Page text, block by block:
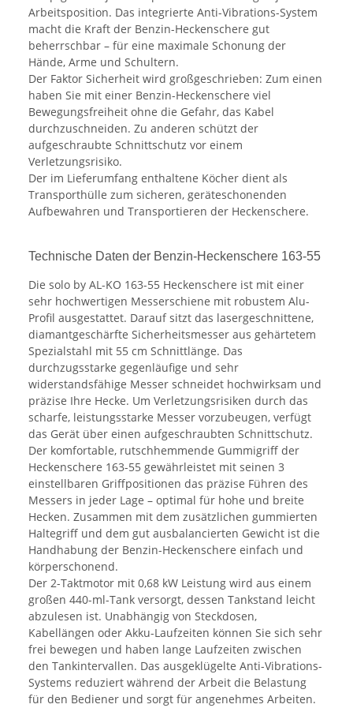
Arbeitsposition. Das integrierte Anti-Vibrations-System
macht die Kraft der Benzin-Heckenschere gut
beherrschbar – für eine maximale Schonung der
Hände, Arme und Schultern.
Der Faktor Sicherheit wird großgeschrieben: Zum einen
haben Sie mit einer Benzin-Heckenschere viel
Bewegungsfreiheit ohne die Gefahr, das Kabel
durchzuschneiden. Zu anderen schützt der
aufgeschraubte Schnittschutz vor einem
Verletzungsrisiko.
Der im Lieferumfang enthaltene Köcher dient als
Transporthülle zum sicheren, geräteschonenden
Aufbewahren und Transportieren der Heckenschere.
Technische Daten der Benzin-Heckenschere 163-55
Die solo by AL-KO 163-55 Heckenschere ist mit einer
sehr hochwertigen Messerschiene mit robustem Alu-
Profil ausgestattet. Darauf sitzt das lasergeschnittene,
diamantgeschärfte Sicherheitsmesser aus gehärtetem
Spezialstahl mit 55 cm Schnittlänge. Das
durchzugsstarke gegenläufige und sehr
widerstandsfähige Messer schneidet hochwirksam und
präzise Ihre Hecke. Um Verletzungsrisiken durch das
scharfe, leistungsstarke Messer vorzubeugen, verfügt
das Gerät über einen aufgeschraubten Schnittschutz.
Der komfortable, rutschhemmende Gummigriff der
Heckenschere 163-55 gewährleistet mit seinen 3
einstellbaren Griffpositionen das präzise Führen des
Messers in jeder Lage – optimal für hohe und breite
Hecken. Zusammen mit dem zusätzlichen gummierten
Haltegriff und dem gut ausbalancierten Gewicht ist die
Handhabung der Benzin-Heckenschere einfach und
körperschonend.
Der 2-Taktmotor mit 0,68 kW Leistung wird aus einem
großen 440-ml-Tank versorgt, dessen Tankstand leicht
abzulesen ist. Unabhängig von Steckdosen,
Kabellängen oder Akku-Laufzeiten können Sie sich sehr
frei bewegen und haben lange Laufzeiten zwischen
den Tankintervallen. Das ausgeklügelte Anti-Vibrations-
Systems reduziert während der Arbeit die Belastung
für den Bediener und sorgt für angenehmes Arbeiten.